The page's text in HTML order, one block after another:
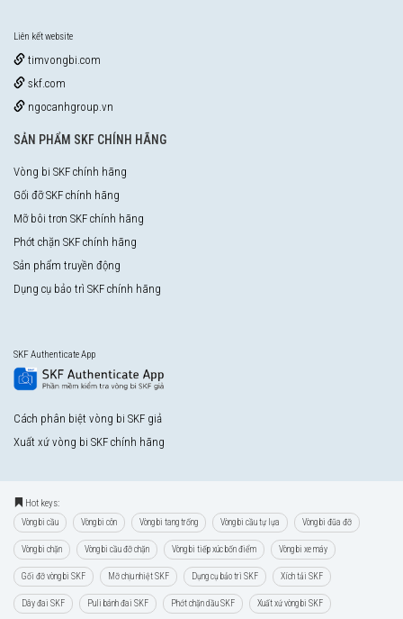
Liên kết website
timvongbi.com
skf.com
ngocanhgroup.vn
SẢN PHẨM SKF CHÍNH HÃNG
Vòng bi SKF chính hãng
Gối đỡ SKF chính hãng
Mỡ bôi trơn SKF chính hãng
Phớt chặn SKF chính hãng
Sản phẩm truyền động
Dụng cụ bảo trì SKF chính hãng
SKF Authenticate App
Cách phân biệt vòng bi SKF giả
Xuất xứ vòng bi SKF chính hãng
Hot keys:
Vòng bi cầu Vòng bi côn Vòng bi tang trống Vòng bi cầu tự lựa Vòng bi đũa đỡ
Vòng bi chặn Vòng bi cầu đỡ chặn Vòng bi tiếp xúc bốn điểm Vòng bi xe máy
Gối đỡ vòng bi SKF Mỡ chịu nhiệt SKF Dụng cụ bảo trì SKF Xích tải SKF
Dây đai SKF Puli bánh đai SKF Phớt chặn dầu SKF Xuất xứ vòng bi SKF